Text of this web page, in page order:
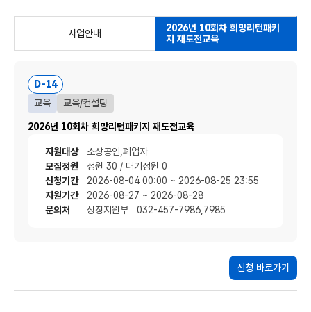
사업안내
2026년 10회차 희망리턴패키
지 재도전교육
교육 교육/컨설팅
2026년 10회차 희망리턴패키지 재도전교육
D-14
지원대상
소상공인,폐업자
모집정원
정원 30 / 대기정원 0
신청기간
2026-08-04 00:00 ~ 2026-08-25 23:55
지원기간
2026-08-27 ~ 2026-08-28
문의처
성장지원부 032-457-7986,7985
신청 바로가기